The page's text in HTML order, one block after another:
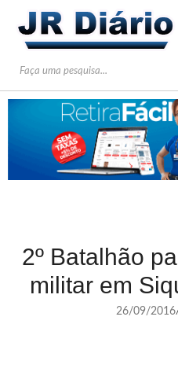
2º Batalhão
militar em
26/09/2016